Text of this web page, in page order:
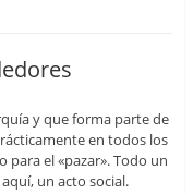
y que forma parte de
en todos los
para el «pazar». Todo un
un acto social.